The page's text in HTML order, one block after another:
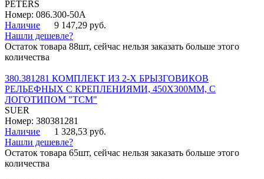
PETERS
Номер: 086.300-50A
Наличие
9 147,29 руб.
Нашли дешевле?
Остаток товара 88шт, сейчас нельзя заказать больше этого
количества
380.381281 КОМПЛЕКТ ИЗ 2-Х БРЫЗГОВИКОВ
РЕЛЬЕФНЫХ С КРЕПЛЕНИЯМИ, 450Х300ММ, С
ЛОГОТИПОМ "ТСМ"
SUER
Номер: 380381281
Наличие
1 328,53 руб.
Нашли дешевле?
Остаток товара 65шт, сейчас нельзя заказать больше этого
количества